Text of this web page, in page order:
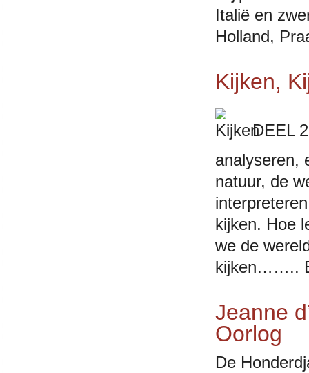
Italië en
Holland,
Kijken,
DEEL
analyseren,
natuur, de
kijken. Hoe
we de
kijken……..
Jeanne
Oorlog
De